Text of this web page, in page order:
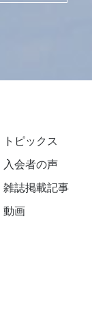
トピックス
入会者の声
雑誌掲載記事
動画